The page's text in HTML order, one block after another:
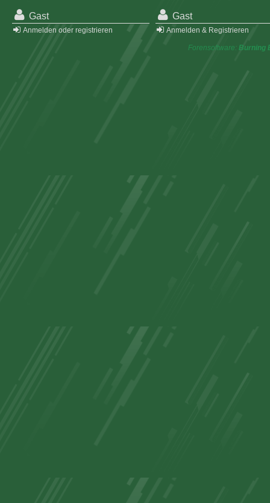
Gast
Anmelden oder registrieren
Gast
Anmelden & Registrieren
Forensoftware: Burning